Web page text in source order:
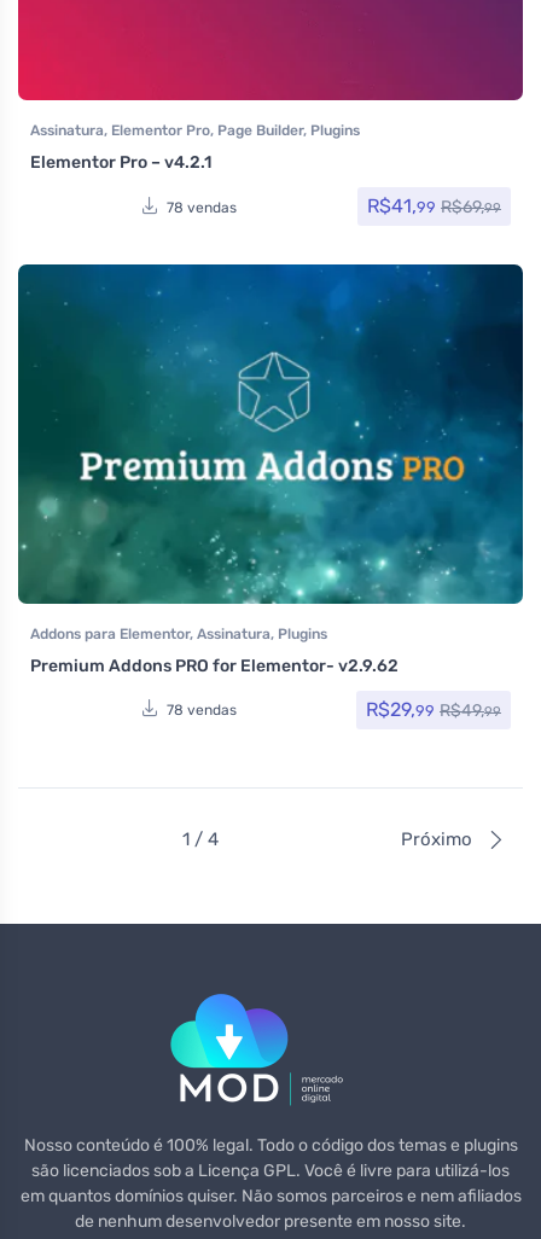
Assinatura, Elementor Pro, Page Builder, Plugins
Elementor Pro – v4.2.1
78 vendas R$41,99 R$69,99
Addons para Elementor, Assinatura, Plugins
Premium Addons PRO for Elementor- v2.9.62
78 vendas R$29,99 R$49,99
1 / 4 Próximo
Nosso conteúdo é 100% legal. Todo o código dos temas e plugins
são licenciados sob a Licença GPL. Você é livre para utilizá-los
em quantos domínios quiser. Não somos parceiros e nem afiliados
de nenhum desenvolvedor presente em nosso site.